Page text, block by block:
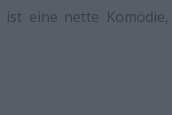
eine nette